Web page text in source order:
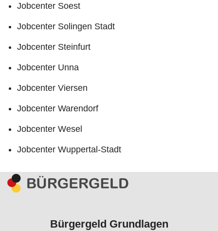
Jobcenter Soest
Jobcenter Solingen Stadt
Jobcenter Steinfurt
Jobcenter Unna
Jobcenter Viersen
Jobcenter Warendorf
Jobcenter Wesel
Jobcenter Wuppertal-Stadt
Bürgergeld Grundlagen